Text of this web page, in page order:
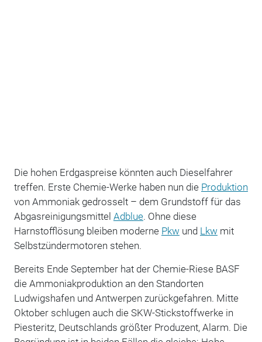
Die hohen Erdgaspreise könnten auch Dieselfahrer
treffen. Erste Chemie-Werke haben nun die Produktion
von Ammoniak gedrosselt – dem Grundstoff für das
Abgasreinigungsmittel Adblue. Ohne diese
Harnstofflösung bleiben moderne Pkw und Lkw mit
Selbstzündermotoren stehen.
Bereits Ende September hat der Chemie-Riese BASF
die Ammoniakproduktion an den Standorten
Ludwigshafen und Antwerpen zurückgefahren. Mitte
Oktober schlugen auch die SKW-Stickstoffwerke in
Piesteritz, Deutschlands größter Produzent, Alarm. Die